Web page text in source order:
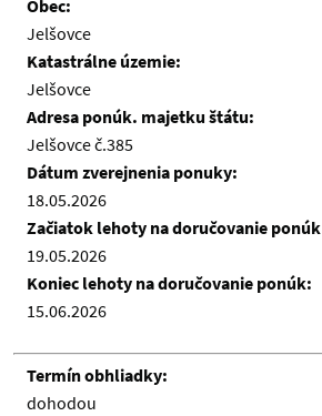
Obec:
Jelšovce
Katastrálne územie:
Jelšovce
Adresa ponúk. majetku štátu:
Jelšovce č.385
Dátum zverejnenia ponuky:
18.05.2026
Začiatok lehoty na doručovanie ponúk
19.05.2026
Koniec lehoty na doručovanie ponúk:
15.06.2026
Termín obhliadky:
dohodou